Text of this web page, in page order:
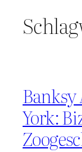
York: